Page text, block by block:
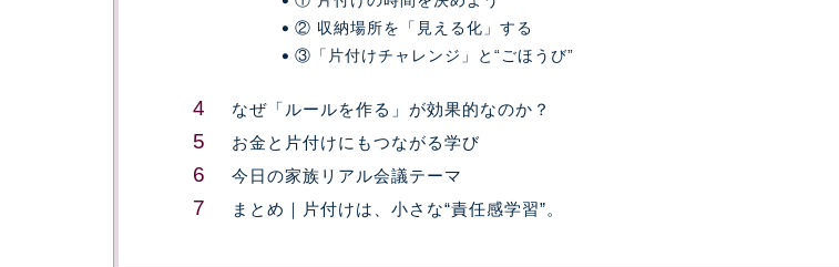
② 収納場所を「見える化」する
③「片付けチャレンジ」と“ごほうび”
なぜ「ルールを作る」が効果的なのか？
お金と片付けにもつながる学び
今日の家族リアル会議テーマ
まとめ｜片付けは、小さな“責任感学習”。